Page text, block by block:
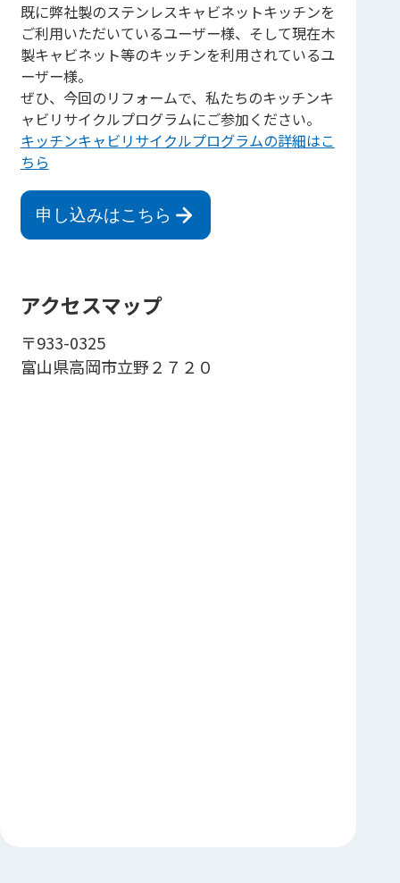
既に弊社製のステンレスキャビネットキッチンを
ご利用いただいているユーザー様、そして現在木
製キャビネット等のキッチンを利用されているユ
ーザー様。
ぜひ、今回のリフォームで、私たちのキッチンキ
ャビリサイクルプログラムにご参加ください。
キッチンキャビリサイクルプログラムの詳細はこ
ちら
申し込みはこちら
アクセスマップ
〒933-0325
富山県高岡市立野２７２０